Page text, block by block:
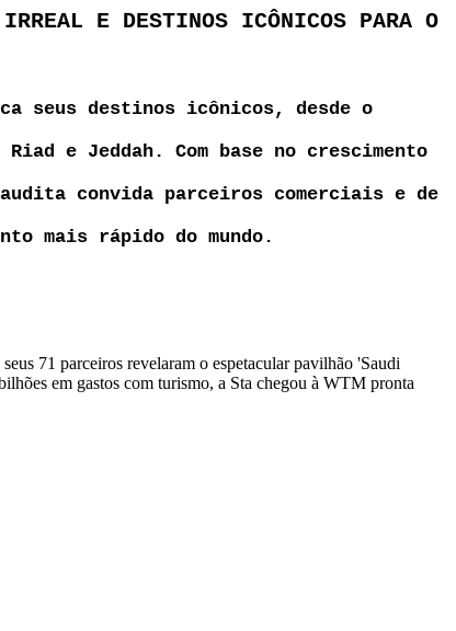
E DESTINOS ICÔNICOS PARA O
seus destinos icônicos, desde o
e Jeddah. Com base no crescimento
convida parceiros comerciais e de
mais rápido do mundo.
71 parceiros revelaram o espetacular pavilhão 'Saudi
em gastos com turismo, a Sta chegou à WTM pronta